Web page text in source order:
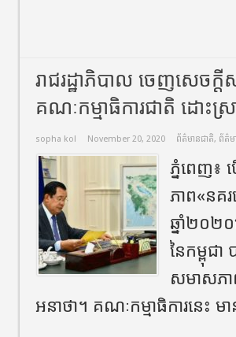
រាជរដ្ឋាភិបាល ចេញសេច
គណៈកម្មាធិការជាតិ ដោះស្
sopha kol November 20, 2020 ព័ត៌មានជាតិ, ព័ត៌ម
ភ្នំពេញ៖
ភាព«នគរ
ឆ្នាំ២០២
នៃកម្ពុជ
សមាសភា
អនាថា។ គណៈកម្មាធិការនេះ